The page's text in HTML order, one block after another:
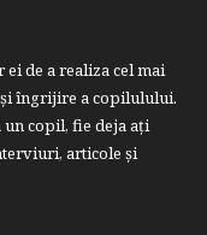
de a realiza cel mai
îngrijire a copilulului.
un copil, fie deja aţi
articole şi